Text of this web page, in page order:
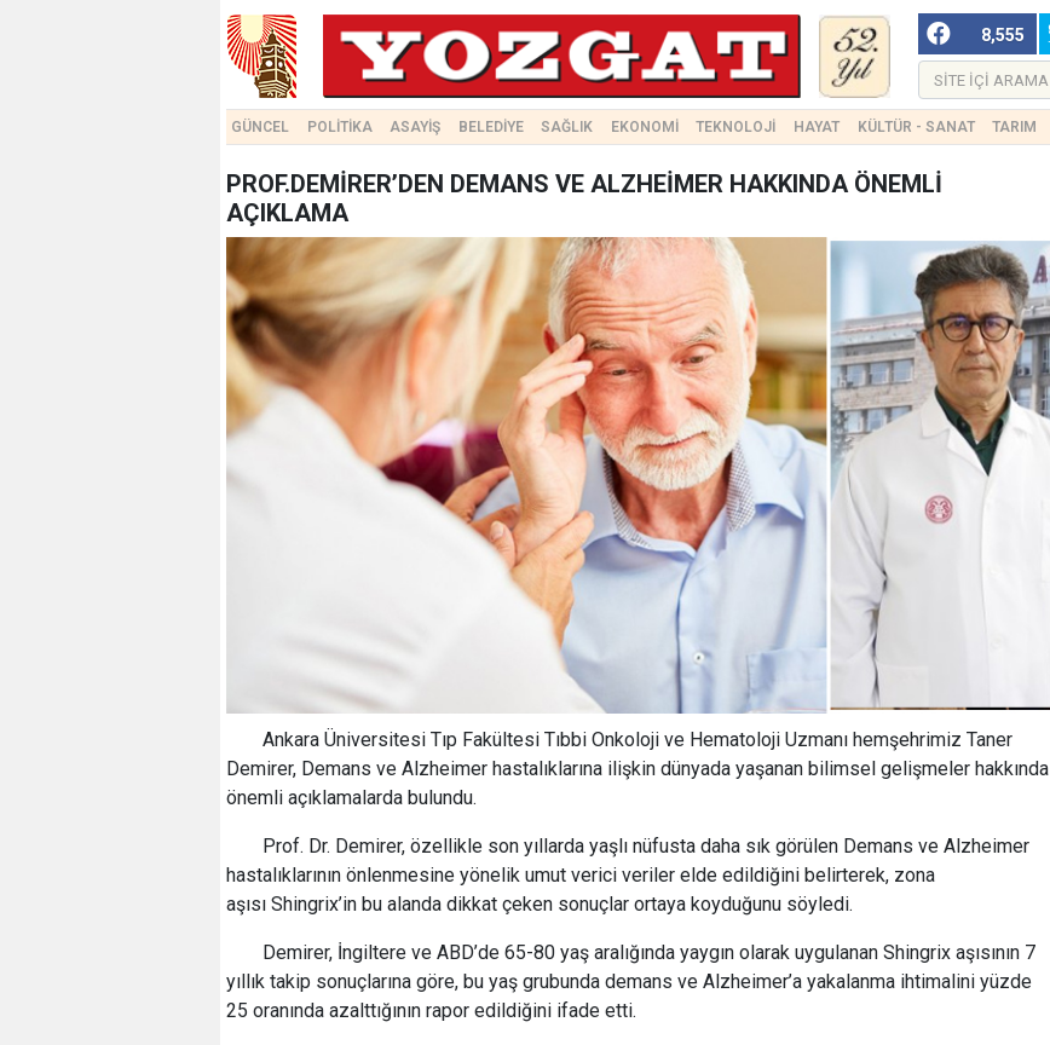
8,555
GÜNCEL POLİTİKA ASAYİŞ BELEDİYE SAĞLIK EKONOMİ TEKNOLOJİ HAYAT KÜLTÜR - SANAT TARIM
PROF.DEMİRER’DEN DEMANS VE ALZHEİMER HAKKINDA ÖNEMLİ
AÇIKLAMA
Ankara Üniversitesi Tıp Fakültesi Tıbbi Onkoloji ve Hematoloji Uzmanı hemşehrimiz Taner
Demirer, Demans ve Alzheimer hastalıklarına ilişkin dünyada yaşanan bilimsel gelişmeler hakkında
önemli açıklamalarda bulundu.
Prof. Dr. Demirer, özellikle son yıllarda yaşlı nüfusta daha sık görülen Demans ve Alzheimer
hastalıklarının önlenmesine yönelik umut verici veriler elde edildiğini belirterek, zona
aşısı Shingrix’in bu alanda dikkat çeken sonuçlar ortaya koyduğunu söyledi.
Demirer, İngiltere ve ABD’de 65-80 yaş aralığında yaygın olarak uygulanan Shingrix aşısının 7
yıllık takip sonuçlarına göre, bu yaş grubunda demans ve Alzheimer’a yakalanma ihtimalini yüzde
25 oranında azalttığının rapor edildiğini ifade etti.